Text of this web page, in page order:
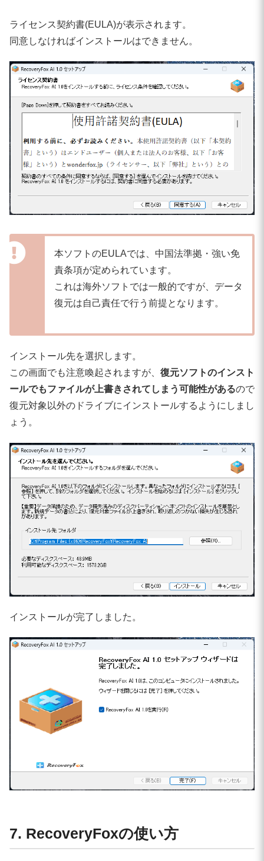
ライセンス契約書(EULA)が表示されます。
同意しなければインストールはできません。
本ソフトのEULAでは、中国法準拠・強い免
責条項が定められています。
これは海外ソフトでは一般的ですが、データ
復元は自己責任で行う前提となります。
インストール先を選択します。
この画面でも注意喚起されますが、 復元ソフトのインスト
ールでもファイルが上書きされてしまう可能性があるので
復元対象以外のドライブにインストールするようにしまし
ょう。
インストールが完了しました。
7. RecoveryFoxの使い方